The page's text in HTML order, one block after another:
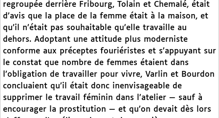
regroupée derrière Fribourg, Tolain et Chemalé, était
d’avis que la place de la femme était à la maison, et
qu’il n’était pas souhaitable qu’elle travaille au
dehors. Adoptant une attitude plus moderniste
conforme aux préceptes fouriéristes et s’appuyant sur
le constat que nombre de femmes étaient dans
l’obligation de travailler pour vivre, Varlin et Bourdon
concluaient qu’il était donc inenvisageable de
supprimer le travail féminin dans l’atelier — sauf à
encourager la prostitution — et qu’on devait dès lors